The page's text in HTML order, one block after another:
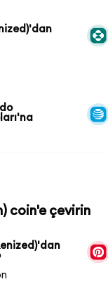
coin'e çevirin